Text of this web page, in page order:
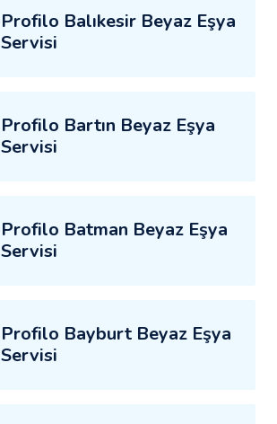
Profilo Balıkesir Beyaz Eşya
Servisi
Profilo Bartın Beyaz Eşya
Servisi
Profilo Batman Beyaz Eşya
Servisi
Profilo Bayburt Beyaz Eşya
Servisi